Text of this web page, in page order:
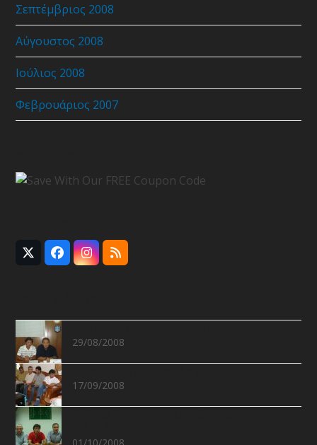
Σεπτέμβριος 2008
Αύγουστος 2008
Ιούλιος 2008
Φεβρουάριος 2007
Twitter
(deprecated)
Facebook
Instagram
RSS
29/08/2008
17/09/2008
01/10/2008